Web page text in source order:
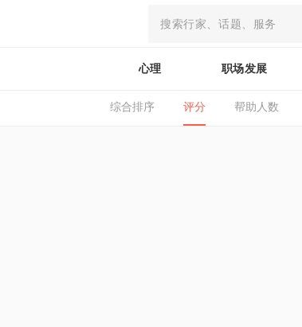
心理 职场发展
综合排序 评分 帮助人数